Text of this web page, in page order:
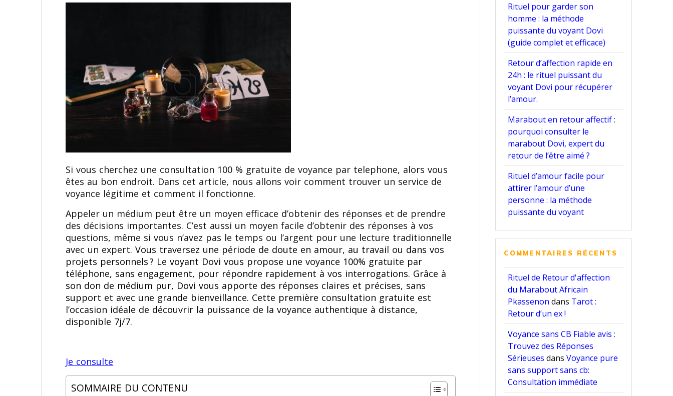
Si vous cherchez une consultation 100 % gratuite de voyance par telephone, alors vous
êtes au bon endroit. Dans cet article, nous allons voir comment trouver un service de
voyance légitime et comment il fonctionne.
Appeler un médium peut être un moyen efficace d’obtenir des réponses et de prendre
des décisions importantes. C’est aussi un moyen facile d’obtenir des réponses à vos
questions, même si vous n’avez pas le temps ou l’argent pour une lecture traditionnelle
avec un expert.Vous traversez une période de doute en amour, au travail ou dans vos
projets personnels ? Le voyant Dovi vous propose une voyance 100% gratuite par
téléphone, sans engagement, pour répondre rapidement à vos interrogations. Grâce à
son don de médium pur, Dovi vous apporte des réponses claires et précises, sans
support et avec une grande bienveillance. Cette première consultation gratuite est
l’occasion idéale de découvrir la puissance de la voyance authentique à distance,
disponible 7j/7.
Je consulte
SOMMAIRE DU CONTENU
Rituel pour garder son
homme : la méthode
puissante du voyant Dovi
(guide complet et efficace)
Retour d’affection rapide en
24h : le rituel puissant du
voyant Dovi pour récupérer
l’amour.
Marabout en retour affectif :
pourquoi consulter le
marabout Dovi, expert du
retour de l’être aimé ?
Rituel d’amour facile pour
attirer l’amour d’une
personne : la méthode
puissante du voyant
COMMENTAIRES RÉCENTS
Rituel de Retour d'affection
du Marabout Africain
Pkassenon dans Tarot :
Retour d’un ex !
Voyance sans CB Fiable avis :
Trouvez des Réponses
Sérieuses dansVoyance pure
sans support sans cb:
Consultation immédiate